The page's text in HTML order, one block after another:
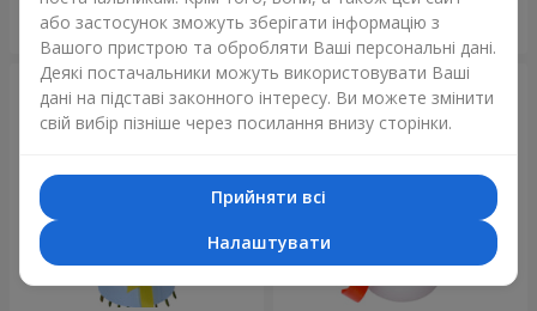
Замовити Замовити
або застосунок зможуть зберігати інформацію з
Вашого пристрою та обробляти Ваші персональні дані.
Деякі постачальники можуть використовувати Ваші
дані на підставі законного інтересу. Ви можете змінити
свій вибір пізніше через посилання внизу сторінки.
Прийняти всі
Налаштувати